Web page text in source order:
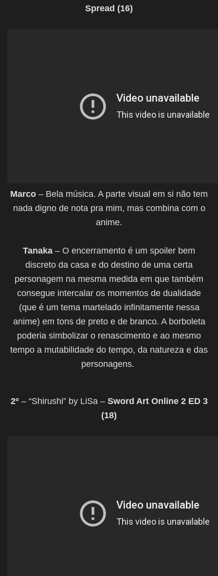
Spread (16)
Marco – Bela música. A parte visual em si não tem
nada digno de nota pra mim, mas combina com o
anime.
Tanaka – O encerramento é um spoiler bem
discreto da casa e do destino de uma certa
personagem na mesma medida em que também
consegue intercalar os momentos de dualidade
(que é um tema martelado infinitamente nessa
anime) em tons de preto e de branco. A borboleta
poderia simbolizar o renascimento e ao mesmo
tempo a mutabilidade do tempo, da natureza e das
personagens.
2º– “Shirushi” by LiSa – Sword Art Online 2 ED 3
(18)